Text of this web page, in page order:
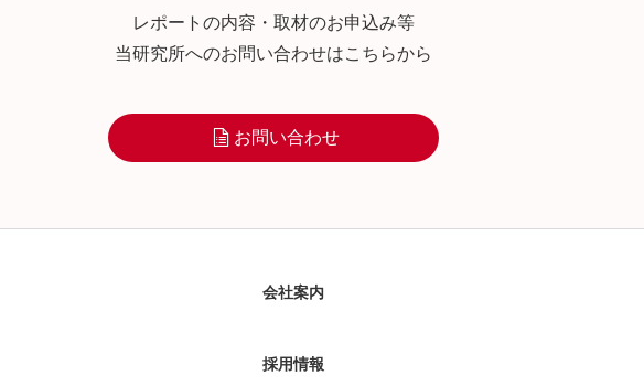
レポートの内容・取材のお申込み等
当研究所へのお問い合わせはこちらから
お問い合わせ
会社案内
採用情報